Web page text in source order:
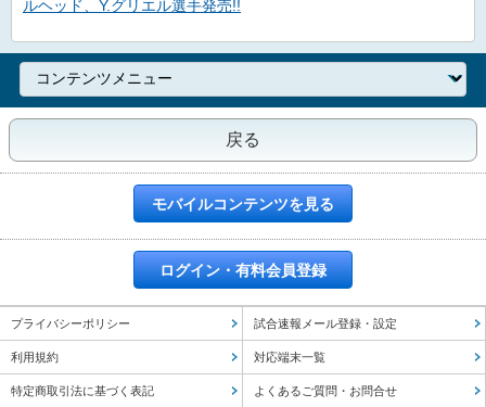
ルヘッド、Y.グリエル選手発売!!
戻る
モバイルコンテンツを見る
ログイン・有料会員登録
プライバシーポリシー 試合速報メール登録・設定
利用規約 対応端末一覧
特定商取引法に基づく表記 よくあるご質問・お問合せ